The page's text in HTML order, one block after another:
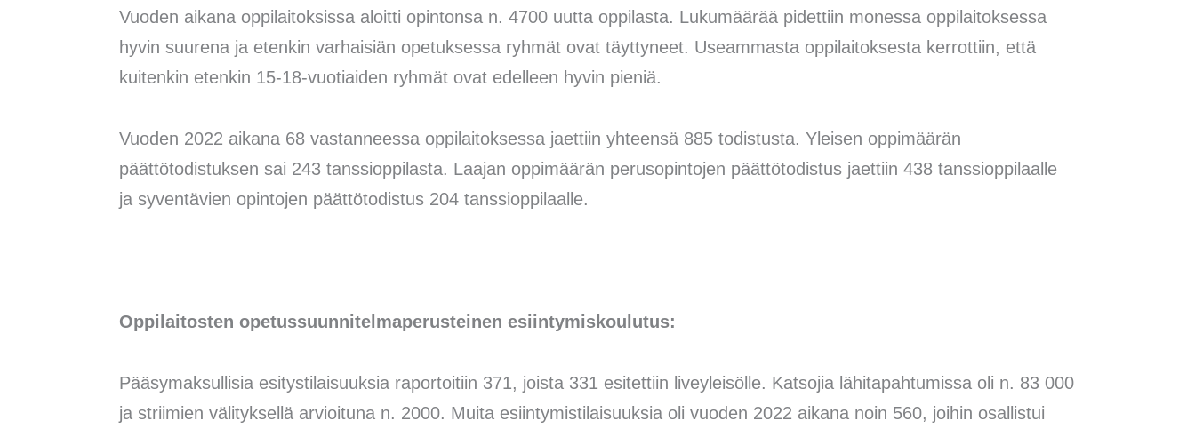
Vuoden aikana oppilaitoksissa aloitti opintonsa n. 4700 uutta oppilasta. Lukumäärää pidettiin monessa oppilaitoksessa
hyvin suurena ja etenkin varhaisiän opetuksessa ryhmät ovat täyttyneet. Useammasta oppilaitoksesta kerrottiin, että
kuitenkin etenkin 15-18-vuotiaiden ryhmät ovat edelleen hyvin pieniä.
Vuoden 2022 aikana 68 vastanneessa oppilaitoksessa jaettiin yhteensä 885 todistusta. Yleisen oppimäärän
päättötodistuksen sai 243 tanssioppilasta. Laajan oppimäärän perusopintojen päättötodistus jaettiin 438 tanssioppilaalle
ja syventävien opintojen päättötodistus 204 tanssioppilaalle.
Oppilaitosten opetussuunnitelmaperusteinen esiintymiskoulutus:
Pääsymaksullisia esitystilaisuuksia raportoitiin 371, joista 331 esitettiin liveyleisölle. Katsojia lähitapahtumissa oli n. 83 000
ja striimien välityksellä arvioituna n. 2000. Muita esiintymistilaisuuksia oli vuoden 2022 aikana noin 560, joihin osallistui